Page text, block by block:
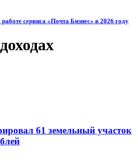
сервиса «Почта Бизнес» в 2026 году
61 земельный участок